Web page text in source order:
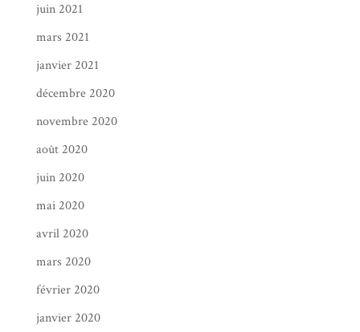
juin 2021
mars 2021
janvier 2021
décembre 2020
novembre 2020
août 2020
juin 2020
mai 2020
avril 2020
mars 2020
février 2020
janvier 2020